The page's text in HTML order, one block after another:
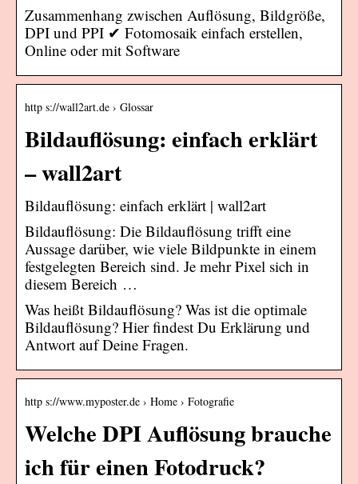
Zusammenhang zwischen Auflösung, Bildgröße,
DPI und PPI ✔ Fotomosaik einfach erstellen,
Online oder mit Software
http s://wall2art.de › Glossar
Bildauflösung: einfach erklärt
– wall2art
Bildauflösung: einfach erklärt | wall2art
Bildauflösung: Die Bildauflösung trifft eine
Aussage darüber, wie viele Bildpunkte in einem
festgelegten Bereich sind. Je mehr Pixel sich in
diesem Bereich …
Was heißt Bildauflösung? Was ist die optimale
Bildauflösung? Hier findest Du Erklärung und
Antwort auf Deine Fragen.
http s://www.myposter.de › Home › Fotografie
Welche DPI Auflösung brauche
ich für einen Fotodruck?